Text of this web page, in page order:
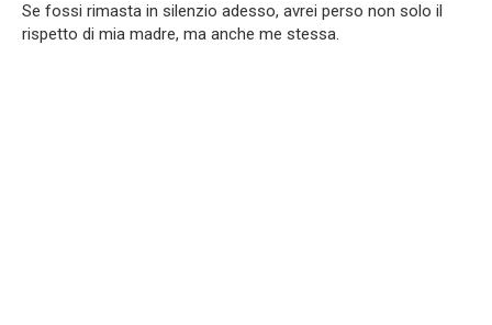
Se fossi rimasta in silenzio adesso, avrei perso non solo il
rispetto di mia madre, ma anche me stessa.